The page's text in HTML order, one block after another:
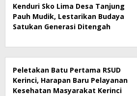
Kenduri Sko Lima Desa Tanjung
Pauh Mudik, Lestarikan Budaya
Satukan Generasi Ditengah
Peletakan Batu Pertama RSUD
Kerinci, Harapan Baru Pelayanan
Kesehatan Masyarakat Kerinci